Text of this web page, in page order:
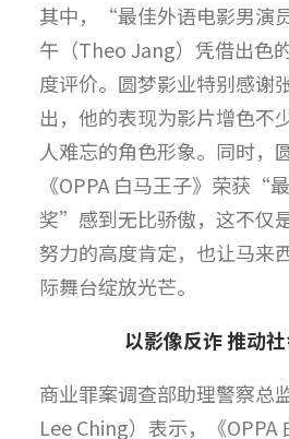
其中，“最佳外语电影男演
午（Theo Jang）凭借出色
度评价。圆梦影业特别感谢
出，他的表现为影片增色不
人难忘的角色形象。同时，
《OPPA 白马王子》荣获“
奖”感到无比骄傲，这不仅
努力的高度肯定，也让马来
际舞台绽放光芒。
以影像反诈 推动
商业罪案调查部助理警察总
Lee Ching）表示，《OPPA